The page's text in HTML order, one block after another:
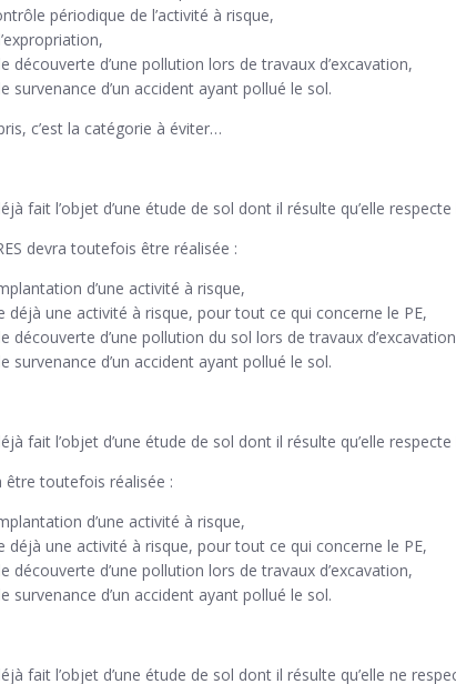
périodique de l’activité à risque,
découverte d’une pollution lors de travaux d’excavation,
survenance d’un accident ayant pollué le sol.
c’est la catégorie à éviter…
fait l’objet d’une étude de sol dont il résulte qu’elle
devra toutefois être réalisée :
d’une activité à risque,
déjà une activité à risque, pour tout ce qui concerne le PE,
découverte d’une pollution du sol lors de travaux
survenance d’un accident ayant pollué le sol.
fait l’objet d’une étude de sol dont il résulte qu’elle
être toutefois réalisée :
d’une activité à risque,
déjà une activité à risque, pour tout ce qui concerne le PE,
découverte d’une pollution lors de travaux d’excavation,
survenance d’un accident ayant pollué le sol.
fait l’objet d’une étude de sol dont il résulte qu’elle ne